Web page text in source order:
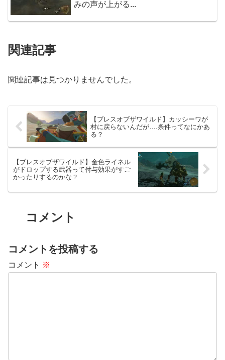
みの声が上がる...
関連記事
関連記事は見つかりませんでした。
【ブレスオブザワイルド】カッシーワが
村に戻らないんだが….条件ってなにかあ
る？
【ブレスオブザワイルド】金色ライネル
がドロップする武器って付与効果がすご
かったりするのかな？
コメント
コメントを投稿する
コメント ※